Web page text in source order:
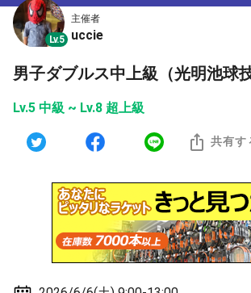
Lv.5
主催者
uccie
男子ダブルス中上級（光明池球技
Lv.5 中級 ~ Lv.8 超上級
共有す